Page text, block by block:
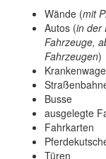
Wände (mit
Autos (in der
Fahrzeuge,
Fahrzeugen)
Busse
ausgelegte
Fahrkarten
Türen